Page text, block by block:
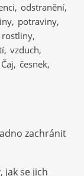
odstranění
potraviny
rostliny
vzduch
Čaj česnek
zachránit
jak se jich